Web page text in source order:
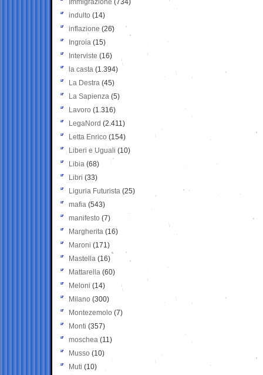
Immigrazione (734)
indulto (14)
inflazione (26)
Ingroia (15)
Interviste (16)
la casta (1.394)
La Destra (45)
La Sapienza (5)
Lavoro (1.316)
LegaNord (2.411)
Letta Enrico (154)
Liberi e Uguali (10)
Libia (68)
Libri (33)
Liguria Futurista (25)
mafia (543)
manifesto (7)
Margherita (16)
Maroni (171)
Mastella (16)
Mattarella (60)
Meloni (14)
Milano (300)
Montezemolo (7)
Monti (357)
moschea (11)
Musso (10)
Muti (10)